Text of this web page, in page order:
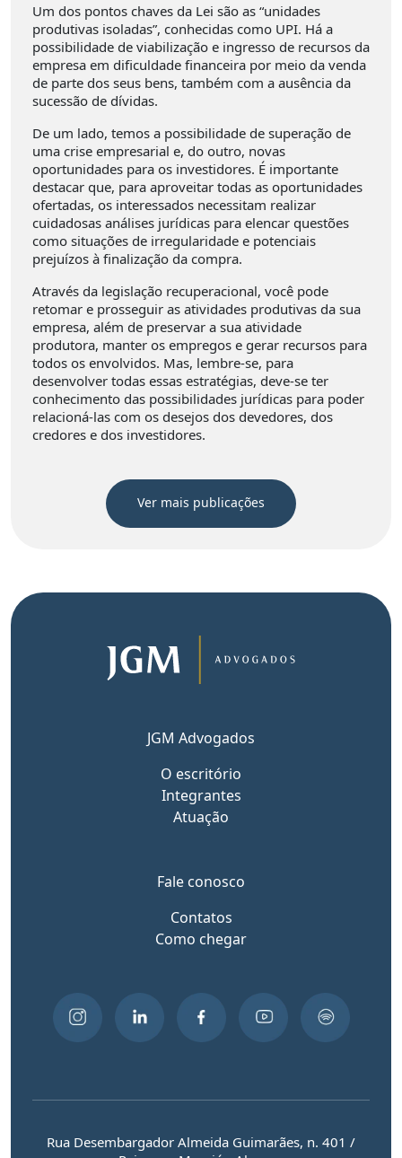
Um dos pontos chaves da Lei são as “unidades
produtivas isoladas”, conhecidas como UPI. Há a
possibilidade de viabilização e ingresso de recursos da
empresa em dificuldade financeira por meio da venda
de parte dos seus bens, também com a ausência da
sucessão de dívidas.
De um lado, temos a possibilidade de superação de
uma crise empresarial e, do outro, novas
oportunidades para os investidores. É importante
destacar que, para aproveitar todas as oportunidades
ofertadas, os interessados necessitam realizar
cuidadosas análises jurídicas para elencar questões
como situações de irregularidade e potenciais
prejuízos à finalização da compra.
Através da legislação recuperacional, você pode
retomar e prosseguir as atividades produtivas da sua
empresa, além de preservar a sua atividade
produtora, manter os empregos e gerar recursos para
todos os envolvidos. Mas, lembre-se, para
desenvolver todas essas estratégias, deve-se ter
conhecimento das possibilidades jurídicas para poder
relacioná-las com os desejos dos devedores, dos
credores e dos investidores.
Ver mais publicações
JGM Advogados
O escritório
Integrantes
Atuação
Fale conosco
Contatos
Como chegar
Rua Desembargador Almeida Guimarães, n. 401 /